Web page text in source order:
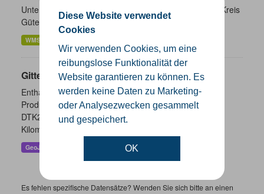
Diese Website verwendet
Cookies
Wir verwenden Cookies, um eine
reibungslose Funktionalität der
Website garantieren zu können. Es
werden keine Daten zu Marketing-
oder Analysezwecken gesammelt
und gespeichert.
OK
Unterschiedliche Ebenen der Verwaltungsgrenzen im Kreis
Gütersloh
WMS
Gitternetze
Enthalten sind die Gitternetze/ Blattschnitte folgender
Produkte: - DTK100 - DTK50 - TK25 (Meßtischblatt) -
DTK25 - DOP10 - DGK5 Höhenfolie - DGK5 (GK3) -
Kilometerquadrat (GK3)...
GeoJSON
Es fehlen spezifische Datensätze? Wenden Sie sich bitte an einen